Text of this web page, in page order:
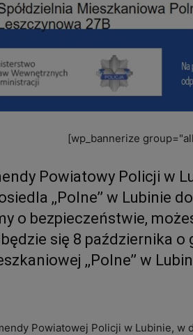
[wp_bannerize
Powiatowy Policji w
,,Polne’’ w Lubinie
o bezpieczeństwie,
się 8 października o
,,Polne’’ w
Powiatowej Policji w Lubinie, w